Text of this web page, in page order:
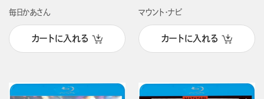
毎日かあさん
カートに入れる
マウント・ナビ
カートに入れる